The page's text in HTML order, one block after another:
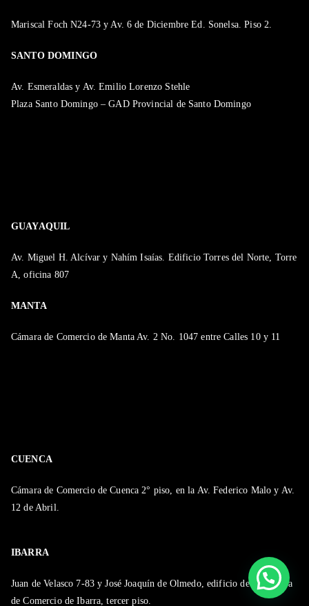
Mariscal Foch N24-73 y Av. 6 de Diciembre Ed. Sonelsa. Piso 2.
SANTO DOMINGO
Av. Esmeraldas y Av. Emilio Lorenzo Stehle
Plaza Santo Domingo – GAD Provincial de Santo Domingo
GUAYAQUIL
Av. Miguel H. Alcívar y Nahím Isaías. Edificio Torres del Norte, Torre
A, oficina 807
MANTA
Cámara de Comercio de Manta Av. 2 No. 1047 entre Calles 10 y 11
CUENCA
Cámara de Comercio de Cuenca 2° piso, en la Av. Federico Malo y Av.
12 de Abril.
IBARRA
Juan de Velasco 7-83 y José Joaquín de Olmedo, edificio de la Cámara
de Comercio de Ibarra, tercer piso.